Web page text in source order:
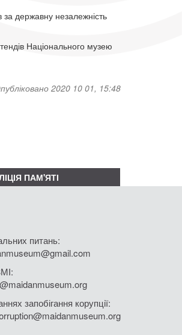
за державну незалежність
Національного музею
2020 10 01, 15:48
ПАМ'ЯТІ
питань:
запобігання корупції: